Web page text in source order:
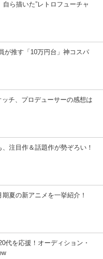
ら描いた”レトロフューチャ
が推す「10万円台」神コスパ
ッチ、プロデューサーの感想は
注目作＆話題作が勢ぞろい！
期夏の新アニメを一挙紹介！
代を応援！オーディション・